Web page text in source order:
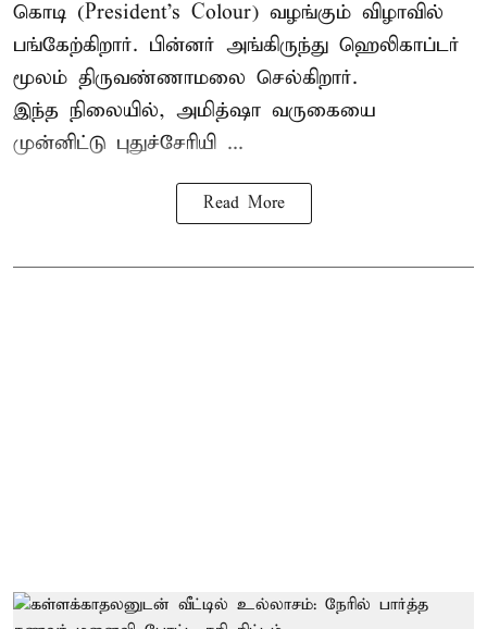
கொடி (President's Colour) வழங்கும் விழாவில்
பங்கேற்கிறார். பின்னர் அங்கிருந்து ஹெலிகாப்டர்
மூலம் திருவண்ணாமலை செல்கிறார்.
இந்த நிலையில், அமித்ஷா வருகையை
முன்னிட்டு புதுச்சேரியி ...
Read More